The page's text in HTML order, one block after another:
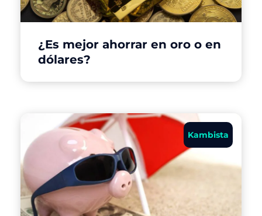
¿Es mejor ahorrar en oro o en
dólares?
Kambista